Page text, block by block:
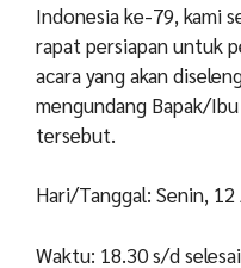
Indonesia ke-79, kami
rapat persiapan untuk
acara yang akan
mengundang Bapak/
tersebut.
Hari/Tanggal: Senin,
Waktu: 18.30 s/d selesai